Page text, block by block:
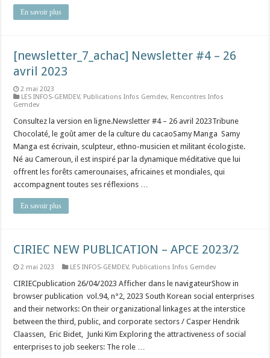
En savoir plus
[newsletter_7_achac] Newsletter #4 – 26
avril 2023
2 mai 2023
LES INFOS-GEMDEV, Publications Infos Gemdev, Rencontres Infos
Gemdev
Consultez la version en ligne.Newsletter #4 – 26 avril 2023Tribune
Chocolaté, le goût amer de la culture du cacaoSamy Manga Samy
Manga est écrivain, sculpteur, ethno-musicien et militant écologiste.
Né au Cameroun, il est inspiré par la dynamique méditative que lui
offrent les forêts camerounaises, africaines et mondiales, qui
accompagnent toutes ses réflexions …
En savoir plus
CIRIEC NEW PUBLICATION – APCE 2023/2
2 mai 2023 LES INFOS-GEMDEV, Publications Infos Gemdev
CIRIECpublication 26/04/2023 Afficher dans le navigateurShow in
browser publication vol.94, n°2, 2023 South Korean social enterprises
and their networks: On their organizational linkages at the interstice
between the third, public, and corporate sectors / Casper Hendrik
Claassen, Eric Bidet, Junki Kim Exploring the attractiveness of social
enterprises to job seekers: The role …